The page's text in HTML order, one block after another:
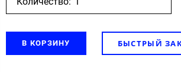
В КОРЗИНУ БЫСТРЫЙ